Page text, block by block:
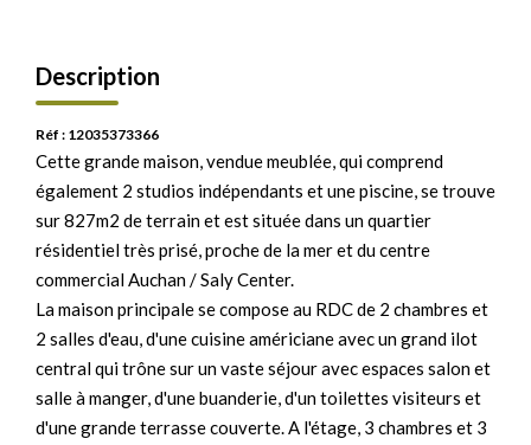
Description
Réf : 12035373366
Cette grande maison, vendue meublée, qui comprend
également 2 studios indépendants et une piscine, se trouve
sur 827m2 de terrain et est située dans un quartier
résidentiel très prisé, proche de la mer et du centre
commercial Auchan / Saly Center.
La maison principale se compose au RDC de 2 chambres et
2 salles d'eau, d'une cuisine américiane avec un grand ilot
central qui trône sur un vaste séjour avec espaces salon et
salle à manger, d'une buanderie, d'un toilettes visiteurs et
d'une grande terrasse couverte. A l'étage, 3 chambres et 3